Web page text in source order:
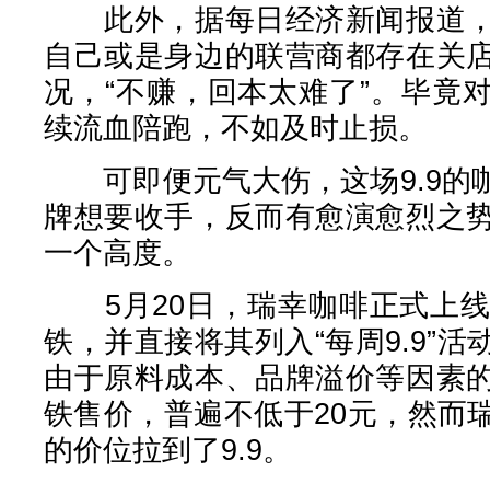
此外，据每日经济新闻报道
自己或是身边的联营商都存在关
况，“不赚，回本太难了”。毕竟
续流血陪跑，不如及时止损。
可即便元气大伤，这场9.9的
牌想要收手，反而有愈演愈烈之
一个高度。
5月20日，瑞幸咖啡正式上线
铁，并直接将其列入“每周9.9”活
由于原料成本、品牌溢价等因素
铁售价，普遍不低于20元，然而
的价位拉到了9.9。